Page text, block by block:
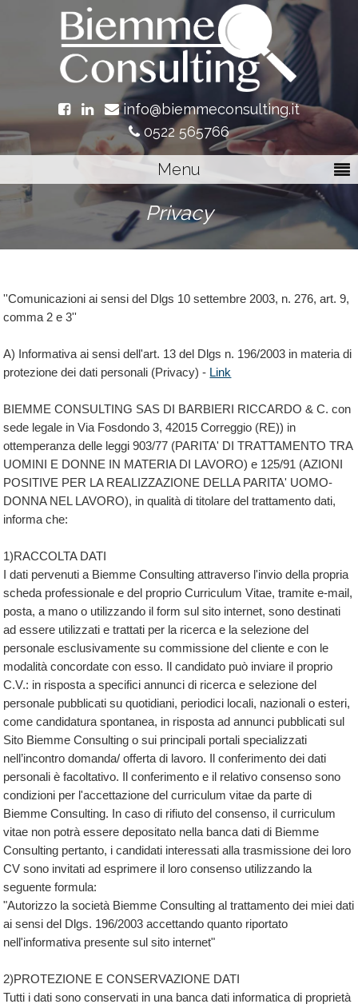
info@biemmeconsulting.it
0522 565766
Menu
Privacy
''Comunicazioni ai sensi del Dlgs 10 settembre 2003, n. 276, art. 9,
comma 2 e 3''
A) Informativa ai sensi dell'art. 13 del Dlgs n. 196/2003 in materia di
protezione dei dati personali (Privacy) - Link
BIEMME CONSULTING SAS DI BARBIERI RICCARDO & C. con
sede legale in Via Fosdondo 3, 42015 Correggio (RE)) in
ottemperanza delle leggi 903/77 (PARITA' DI TRATTAMENTO TRA
UOMINI E DONNE IN MATERIA DI LAVORO) e 125/91 (AZIONI
POSITIVE PER LA REALIZZAZIONE DELLA PARITA' UOMO-
DONNA NEL LAVORO), in qualità di titolare del trattamento dati,
informa che:
1)RACCOLTA DATI
I dati pervenuti a Biemme Consulting attraverso l'invio della propria
scheda professionale e del proprio Curriculum Vitae, tramite e-mail,
posta, a mano o utilizzando il form sul sito internet, sono destinati
ad essere utilizzati e trattati per la ricerca e la selezione del
personale esclusivamente su commissione del cliente e con le
modalità concordate con esso. Il candidato può inviare il proprio
C.V.: in risposta a specifici annunci di ricerca e selezione del
personale pubblicati su quotidiani, periodici locali, nazionali o esteri,
come candidatura spontanea, in risposta ad annunci pubblicati sul
Sito Biemme Consulting o sui principali portali specializzati
nell’incontro domanda/ offerta di lavoro. Il conferimento dei dati
personali è facoltativo. Il conferimento e il relativo consenso sono
condizioni per l'accettazione del curriculum vitae da parte di
Biemme Consulting. In caso di rifiuto del consenso, il curriculum
vitae non potrà essere depositato nella banca dati di Biemme
Consulting pertanto, i candidati interessati alla trasmissione dei loro
CV sono invitati ad esprimere il loro consenso utilizzando la
seguente formula:
"Autorizzo la società Biemme Consulting al trattamento dei miei dati
ai sensi del Dlgs. 196/2003 accettando quanto riportato
nell'informativa presente sul sito internet"
2)PROTEZIONE E CONSERVAZIONE DATI
Tutti i dati sono conservati in una banca dati informatica di proprietà